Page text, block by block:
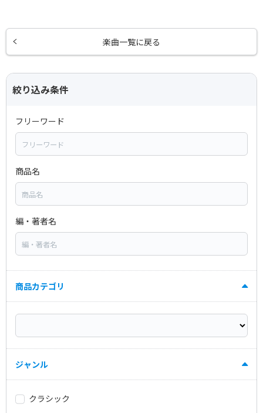
楽曲一覧に戻る
絞り込み条件
フリーワード
商品名
編・著者名
商品カテゴリ
ジャンル
クラシック